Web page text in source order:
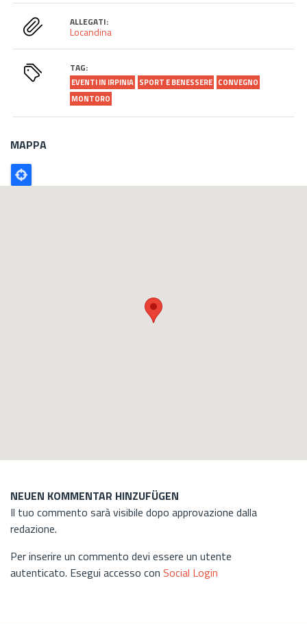
ALLEGATI:
Locandina
TAG:
EVENTI IN IRPINIA SPORT E BENESSERE CONVEGNO
MONTORO
MAPPA
Poligono
GEO
NEUEN KOMMENTAR HINZUFÜGEN
Il tuo commento sarà visibile dopo approvazione dalla
redazione.
Per inserire un commento devi essere un utente
autenticato. Esegui accesso con Social Login